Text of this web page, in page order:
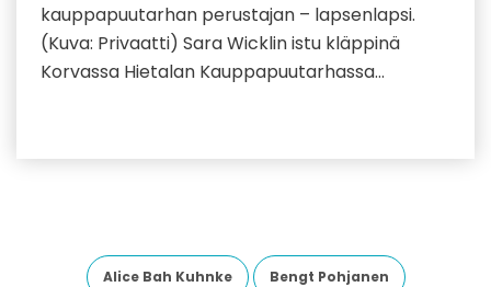
kauppapuutarhan perustajan – lapsenlapsi.
(Kuva: Privaatti) Sara Wicklin istu kläppinä
Korvassa Hietalan Kauppapuutarhassa…
Alice Bah Kuhnke Bengt Pohjanen